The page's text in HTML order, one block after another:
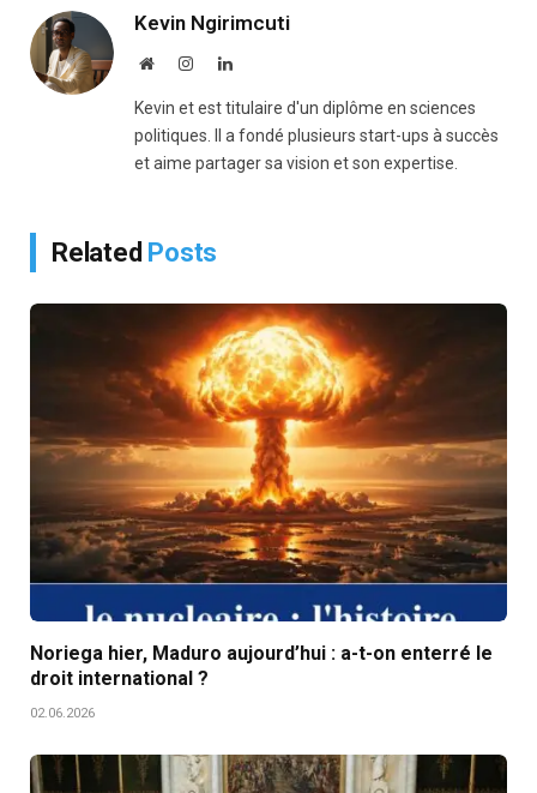
Kevin Ngirimcuti
WebsiteInstagramLinkedIn
Kevin et est titulaire d'un diplôme en sciences
politiques. Il a fondé plusieurs start-ups à succès
et aime partager sa vision et son expertise.
Related Posts
Noriega hier, Maduro aujourd’hui : a-t-on enterré le
droit international ?
02.06.2026